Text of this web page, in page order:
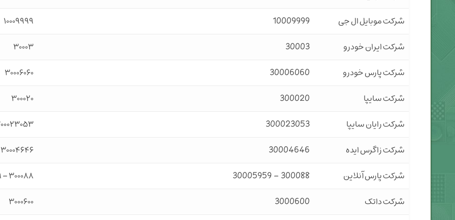
شرکت موبایل ال جی
10009999
۱۰۰۰۹۹۹۹
شرکت ایران خودرو
30003
۳۰۰۰۳
شرکت پارس خودرو
30006060
۳۰۰۰۶۰۶۰
شرکت سایپا
300020
۳۰۰۰۲۰
شرکت رایان سایپا
300023053
شرکت زاگرس ایده
30004646
۳۰۰۰۴۶۴۶
شرکت پارس آنلاین
300088 – 30005959
۳۰۰۰۸۸ – ۳۰۰۰۵۹۵۹
شرکت داتک
3000600
۳۰۰۰۶۰۰